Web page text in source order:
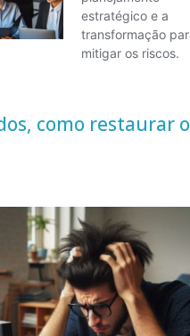
como restaurar o